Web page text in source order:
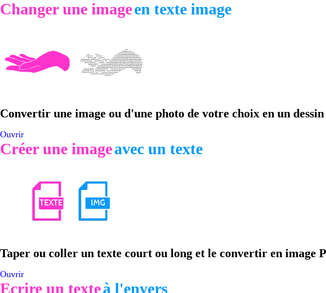
Changer une imageen texte image
Convertir une image ou d'une photo de votre choix en un
Ouvrir
Créer une imageavec un texte
Taper ou coller un texte court ou long et le convertir en image
Ouvrir
Ecrire un texteà l'envers